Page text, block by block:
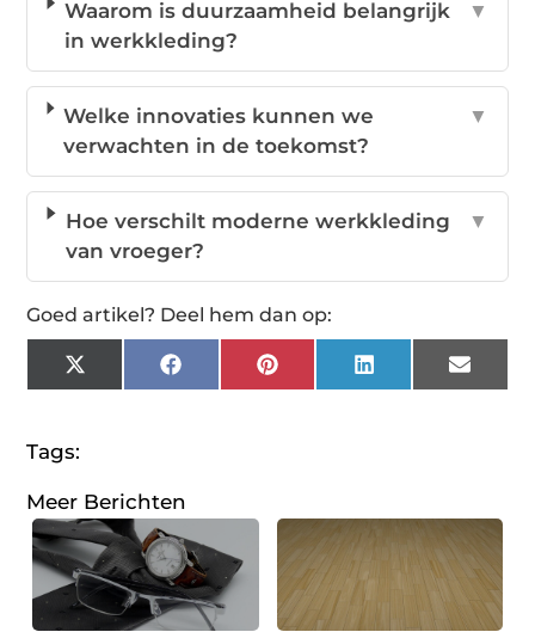
Waarom is duurzaamheid belangrijk
in werkkleding?
▼
Welke innovaties kunnen we
verwachten in de toekomst?
▼
Hoe verschilt moderne werkkleding
van vroeger?
▼
Goed artikel? Deel hem dan op:
X
(Twitter)
FacebookPinterestLinkedInEmail
Tags:
Meer Berichten